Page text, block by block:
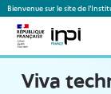
Bienvenue sur le site de
Viva
Panneau de